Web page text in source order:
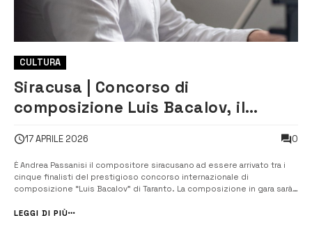
CULTURA
Siracusa | Concorso di
composizione Luis Bacalov, il
cinque finalisti
17 APRILE 2026 0
È Andrea Passanisi il compositore siracusano ad essere arrivato tra i
cinque finalisti del prestigioso concorso internazionale di
composizione “Luis Bacalov” di Taranto. La composizione in gara sarà
dall’ orchestra Ico della Magna Grecia, in collaborazione con l&#8...
LEGGI DI PIÙ